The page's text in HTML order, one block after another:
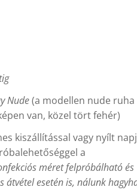
Nude(a modellen nude
van, közel tört fehér)
kiszállítással vagy nyílt
a
méret felpróbálható és
átvétel esetén is, nálunk